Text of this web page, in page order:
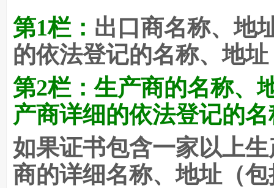
第1栏： 出口商名称、地
的依法登记的名称、地
第2栏：生产商的名称、
产商详细的依法登记的
如果证书包含一家以上
商的详细名称、地址（